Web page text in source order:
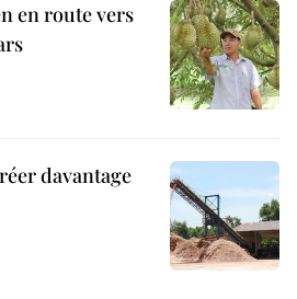
en route vers
davantage